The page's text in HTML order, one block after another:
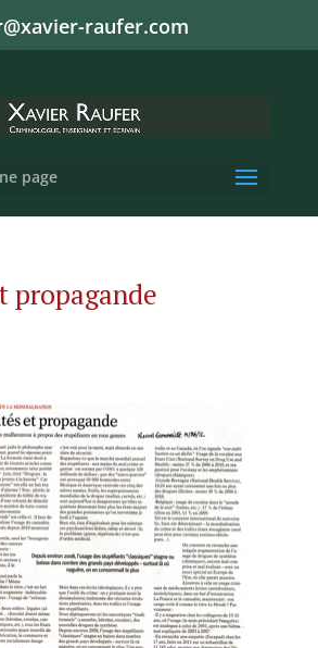
raufer.com
page
propagande